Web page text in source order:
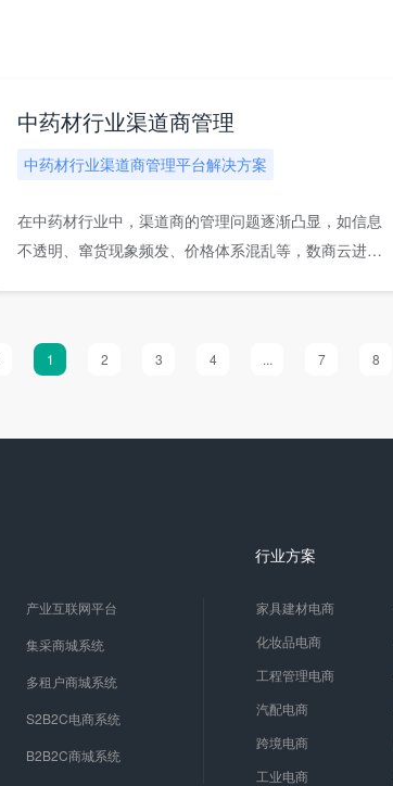
中药材行业渠道商管理
中药材行业渠道商管理平台解决方案
在中药材行业中，渠道商的管理问题逐渐凸显，如信息
不透明、窜货现象频发、价格体系混乱等，数商云进行
1 2 3 4 ... 7 8
产业互联网平台
集采商城系统
多租户商城系统
S2B2C电商系统
B2B2C商城系统
行业方案
家具建材电商
化妆品电商
工程管理电商
汽配电商
跨境电商
工业电商